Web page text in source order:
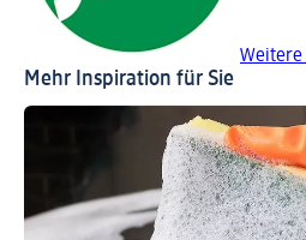
Mehr Inspiration für Sie